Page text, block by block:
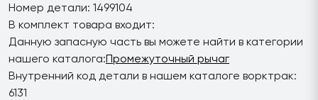
Номер детали: 1499104
В комплект товара входит:
Данную запасную часть вы можете найти в категории
нашего каталога:Промежуточный рычаг
Внутренний код детали в нашем каталоге ворктрак:
6131